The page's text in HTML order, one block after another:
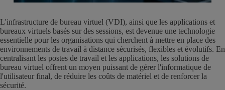
L'infrastructure de bureau virtuel (VDI), ainsi que les applications et
bureaux virtuels basés sur des sessions, est devenue une technologie
essentielle pour les organisations qui cherchent à mettre en place des
environnements de travail à distance sécurisés, flexibles et évolutifs. En
centralisant les postes de travail et les applications, les solutions de
bureau virtuel offrent un moyen puissant de gérer l'informatique de
l'utilisateur final, de réduire les coûts de matériel et de renforcer la
sécurité.